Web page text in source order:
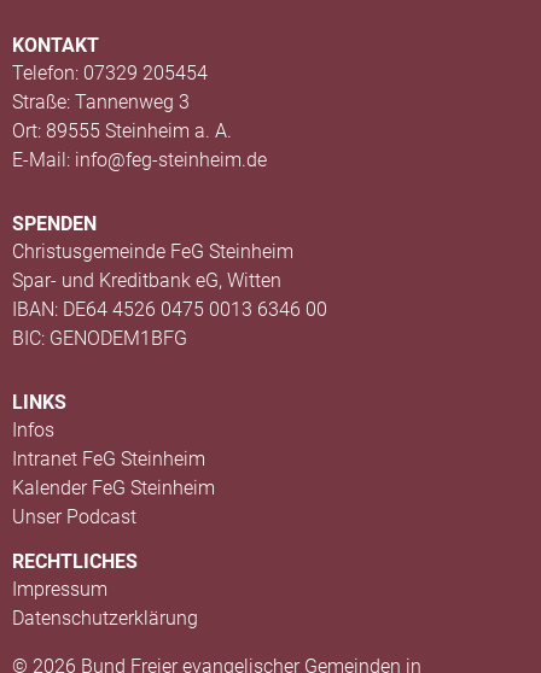
KONTAKT
Telefon: 07329 205454
Straße: Tannenweg 3
Ort: 89555 Steinheim a. A.
E-Mail: info@feg-steinheim.de
SPENDEN
Christusgemeinde FeG Steinheim
Spar- und Kreditbank eG, Witten
IBAN: DE64 4526 0475 0013 6346 00
BIC: GENODEM1BFG
LINKS
Infos
Intranet FeG Steinheim
Kalender FeG Steinheim
Unser Podcast
RECHTLICHES
Impressum
Datenschutzerklärung
© 2026 Bund Freier evangelischer Gemeinden in